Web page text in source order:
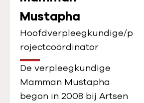
Mustapha
Hoofdverpleegkundige/p
rojectcoördinator
De verpleegkundige
Mamman Mustapha
begon in 2008 bij Artsen